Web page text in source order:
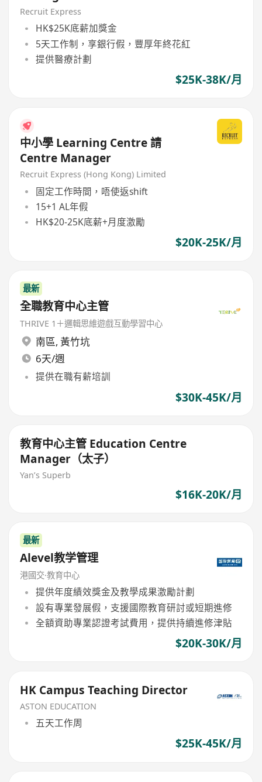
Recruit Express
HK$25K底薪加獎金
5天工作制，享銀行假，豐厚年終花紅
提供醫療計劃
$25K-38K/月
中小學 Learning Centre 請
Centre Manager
Recruit Express (Hong Kong) Limited
固定工作時間，唔使返shift
15+1 AL年假
HK$20-25K底薪+月度激勵
$20K-25K/月
最新
全職教育中心主管
THRIVE 1＋邏輯思維遊戲互動學習中心
南區, 黃竹坑
6天/週
提供在職有薪培訓
$30K-45K/月
教育中心主管 Education Centre
Manager（太子）
Yan’s Superb
$16K-20K/月
最新
Alevel教学管理
港國交·教育中心
提供年度績效獎金及教學成果激勵計劃
設有專業發展假，支援國際教育研討或短期進修
全額資助專業認證考試費用，提供持續進修津貼
$20K-30K/月
HK Campus Teaching Director
ASTON EDUCATION
五天工作周
$25K-45K/月